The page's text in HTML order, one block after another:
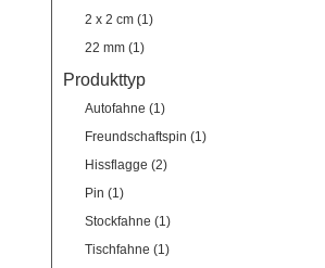
2 x 2 cm (1)
22 mm (1)
Produkttyp
Autofahne (1)
Freundschaftspin (1)
Hissflagge (2)
Pin (1)
Stockfahne (1)
Tischfahne (1)